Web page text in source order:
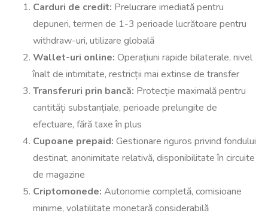
Carduri de credit: Prelucrare imediată pentru
depuneri, termen de 1-3 perioade lucrătoare pentru
withdraw-uri, utilizare globală
Wallet-uri online: Operațiuni rapide bilaterale, nivel
înalt de intimitate, restricții mai extinse de transfer
Transferuri prin bancă: Protecție maximală pentru
cantități substanțiale, perioade prelungite de
efectuare, fără taxe în plus
Cupoane prepaid: Gestionare riguros privind fondului
destinat, anonimitate relativă, disponibilitate în circuite
de magazine
Criptomonede: Autonomie completă, comisioane
minime, volatilitate monetară considerabilă